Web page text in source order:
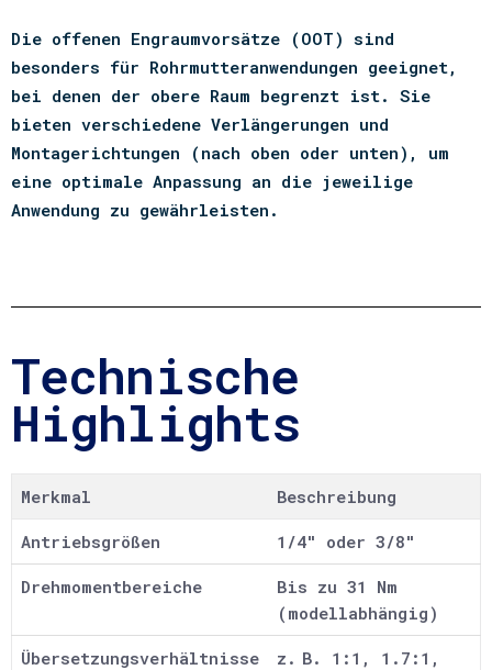
Die offenen Engraumvorsätze (OOT) sind
besonders für Rohrmutteranwendungen geeignet,
bei denen der obere Raum begrenzt ist. Sie
bieten verschiedene Verlängerungen und
Montagerichtungen (nach oben oder unten), um
eine optimale Anpassung an die jeweilige
Anwendung zu gewährleisten.
Technische
Highlights
Merkmal Beschreibung
Antriebsgrößen 1/4″ oder 3/8″
Drehmomentbereiche
Bis zu 31 Nm
(modellabhängig)
Übersetzungsverhältnisse
z. B. 1:1, 1.7:1,